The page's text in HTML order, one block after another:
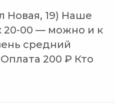
Новая, 19) Наше
20-00 — можно и к
средний
200 ₽ Кто